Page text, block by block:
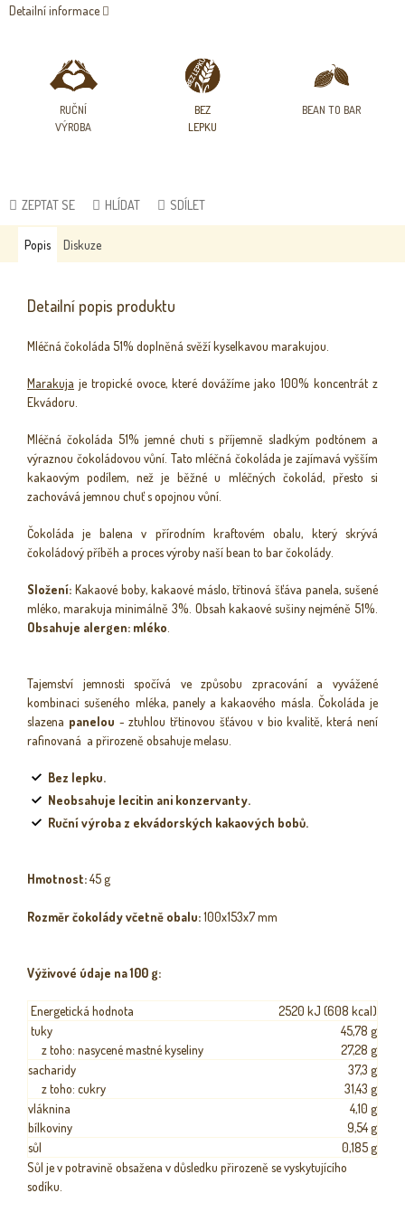
Detailní informace
RUČNÍ
VÝROBA
BEZ
LEPKU
BEAN TO BAR
ZEPTAT SE HLÍDAT SDÍLET
Popis Diskuze
Detailní popis produktu
Mléčná čokoláda 51% doplněná svěží kyselkavou marakujou.
Marakuja je tropické ovoce, které dovážíme jako 100% koncentrát z
Ekvádoru.
Mléčná čokoláda 51% jemné chuti s příjemně sladkým podtónem a
výraznou čokoládovou vůní. Tato mléčná čokoláda je zajímavá vyšším
kakaovým podílem, než je běžné u mléčných čokolád, přesto si
zachovává jemnou chuť s opojnou vůní.
Čokoláda je balena v přírodním kraftovém obalu, který skrývá
čokoládový příběh a proces výroby naší bean to bar čokolády.
Složení: Kakaové boby, kakaové máslo, třtinová šťáva panela, sušené
mléko, marakuja minimálně 3%. Obsah kakaové sušiny nejméně 51%.
Obsahuje alergen: mléko.
Tajemství jemnosti spočívá ve způsobu zpracování a vyvážené
kombinaci sušeného mléka, panely a kakaového másla. Čokoláda je
slazena panelou - ztuhlou třtinovou šťávou v bio kvalitě, která není
rafinovaná a přirozeně obsahuje melasu.
Bez lepku.
Neobsahuje lecitin ani konzervanty.
Ruční výroba z ekvádorských kakaových bobů.
Hmotnost:45 g
Rozměr čokolády včetně obalu:100x153x7 mm
Výživové údaje na 100 g:
Energetická hodnota
2520 kJ (608 kcal)
tuky
45,78 g
z toho: nasycené mastné kyseliny
27,28 g
sacharidy
37,3 g
z toho: cukry
31,43 g
vláknina
4,10 g
bílkoviny
9,54 g
sůl
0,185 g
Sůl je v potravině obsažena v důsledku přirozeně se vyskytujícího
sodíku.